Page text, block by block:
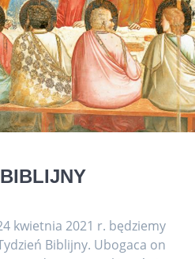
kwietnia 2021 r. będziemy
Biblijny. Ubogaca on